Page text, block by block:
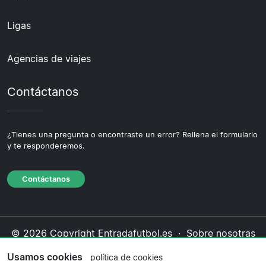
Ligas
Agencias de viajes
Contáctanos
¿Tienes una pregunta o encontraste un error? Rellena el formulario
y te responderemos.
Contáctanos
© 2026 Copyright Entradafutbol.es · Sobre nosotras
Usamos cookies política de cookies